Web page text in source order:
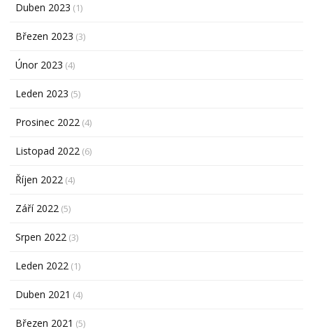
Duben 2023 (1)
Březen 2023 (3)
Únor 2023 (4)
Leden 2023 (5)
Prosinec 2022 (4)
Listopad 2022 (6)
Říjen 2022 (4)
Září 2022 (5)
Srpen 2022 (3)
Leden 2022 (1)
Duben 2021 (4)
Březen 2021 (5)